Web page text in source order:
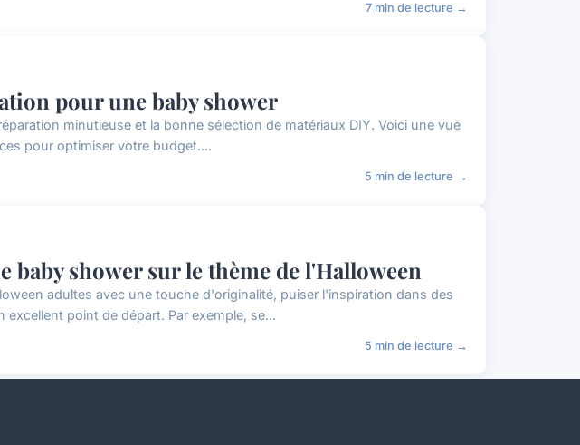
7 min de lecture →
pour une baby shower
minutieuse et la bonne sélection de matériaux DIY. Voici une vue
pour optimiser votre budget....
5 min de lecture →
baby shower sur le thème de l'Halloween
adultes avec une touche d'originalité, puiser l'inspiration dans des
point de départ. Par exemple, se...
5 min de lecture →